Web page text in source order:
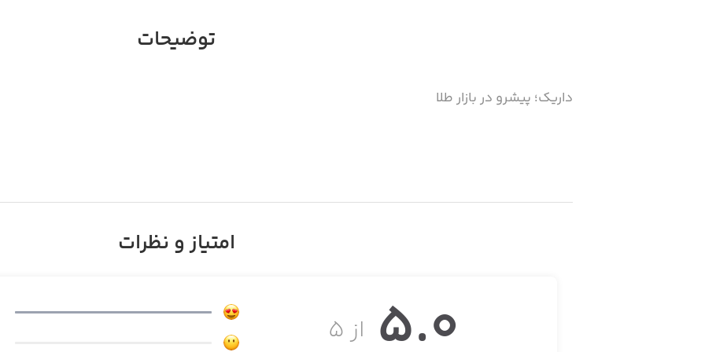
توضیحات
داریک؛ پیشرو در بازار طلا
داریک اولین انبار هوشمند فلزات گرانبها با مجوز سندباکسِ وزارت صنعت، معدن و تجارت است.
کارت،‌ سرویس وام و اعتبار، خدمات سازمانی و آکادمی داریک.
امتیاز و نظرات
از ۵ 5.0